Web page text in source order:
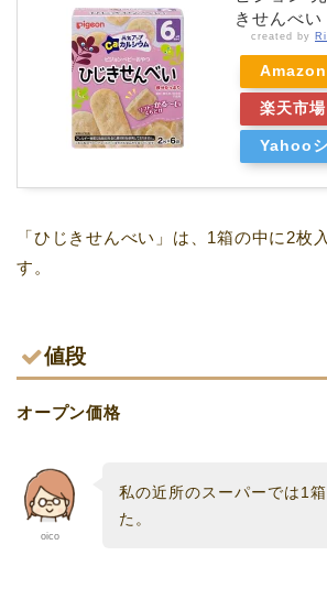
きせんべ
created by
Amazon
楽天市場
Yahoo
「ひじきせんべい」は、1箱の中に2枚
す。
値段
オープン価格
oico
私の近所のスーパーでは1
た。